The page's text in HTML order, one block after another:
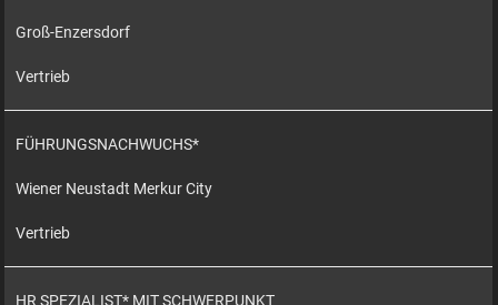
Groß-Enzersdorf
Vertrieb
FÜHRUNGSNACHWUCHS*
Wiener Neustadt Merkur City
Vertrieb
HR SPEZIALIST* MIT SCHWERPUNKT